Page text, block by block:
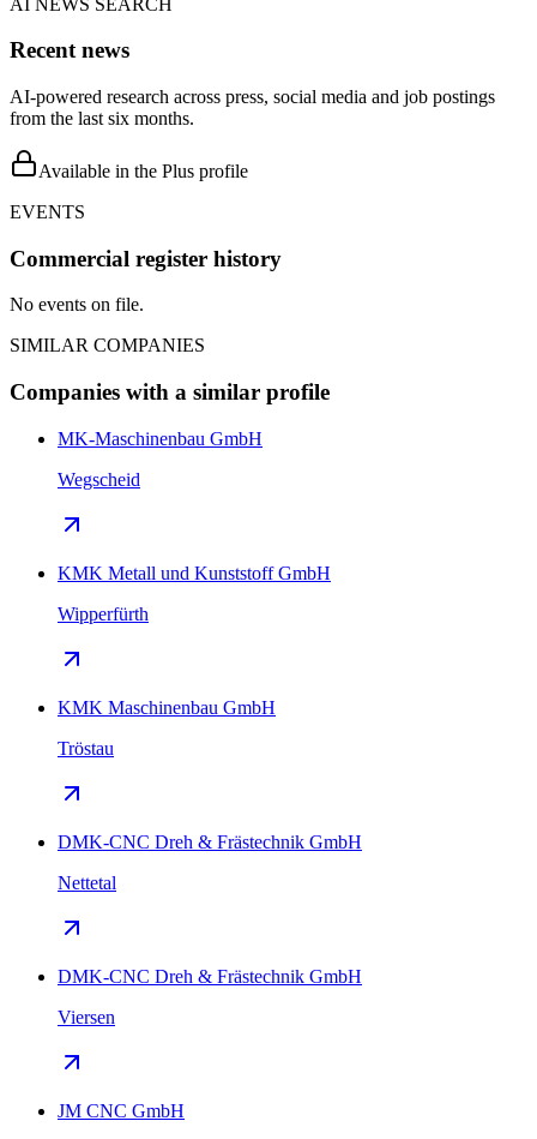
Recent news
AI-powered research across press, social media and job postings
from the last six months.
Available in the Plus profile
EVENTS
Commercial register history
No events on file.
SIMILAR COMPANIES
Companies with a similar profile
MK-Maschinenbau GmbH
Wegscheid
KMK Metall und Kunststoff GmbH
Wipperfürth
KMK Maschinenbau GmbH
Tröstau
DMK-CNC Dreh & Frästechnik GmbH
Nettetal
DMK-CNC Dreh & Frästechnik GmbH
Viersen
JM CNC GmbH